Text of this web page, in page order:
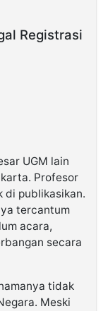
Registrasi
UGM lain
Profesor
publikasikan.
tercantum
acara,
secara
tidak
Meski